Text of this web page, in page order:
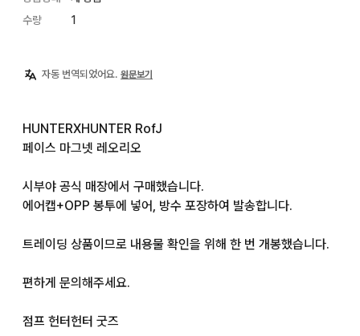
수량
1
자동 번역되었어요. 원문보기
HUNTERXHUNTER RofJ
페이스 마그넷 레오리오
시부야 공식 매장에서 구매했습니다.
에어캡+OPP 봉투에 넣어, 방수 포장하여 발송합니다.
트레이딩 상품이므로 내용물 확인을 위해 한 번 개봉했습니다.
편하게 문의해주세요.
점프 헌터헌터 굿즈